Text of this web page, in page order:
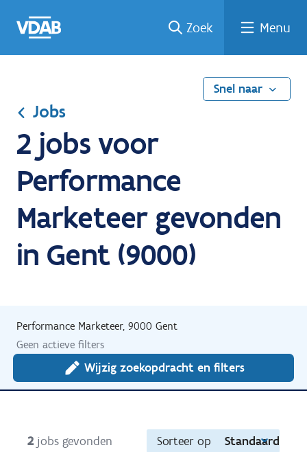
naar
een
een
job
naar
Zoek Menu
Snel naar
Jobs
2 jobs voor
Performance
Marketeer gevonden
in Gent (9000)
Performance Marketeer, 9000 Gent
Geen actieve filters
Wijzig zoekopdracht en filters
2 jobs gevonden Sorteer op Standaard